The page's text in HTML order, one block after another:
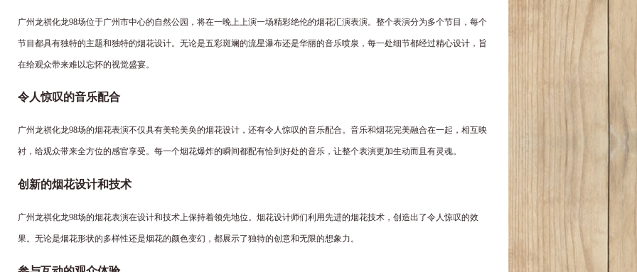
广州龙祺化龙98场位于广州市中心的自然公园，将在一晚上上演一场精彩绝伦的烟花汇演表演。整个表演分为多个节目，每个
节目都具有独特的主题和独特的烟花设计。无论是五彩斑斓的流星瀑布还是华丽的音乐喷泉，每一处细节都经过精心设计，旨
在给观众带来难以忘怀的视觉盛宴。
令人惊叹的音乐配合
广州龙祺化龙98场的烟花表演不仅具有美轮美奂的烟花设计，还有令人惊叹的音乐配合。音乐和烟花完美融合在一起，相互映
衬，给观众带来全方位的感官享受。每一个烟花爆炸的瞬间都配有恰到好处的音乐，让整个表演更加生动而且有灵魂。
创新的烟花设计和技术
广州龙祺化龙98场的烟花表演在设计和技术上保持着领先地位。烟花设计师们利用先进的烟花技术，创造出了令人惊叹的效
果。无论是烟花形状的多样性还是烟花的颜色变幻，都展示了独特的创意和无限的想象力。